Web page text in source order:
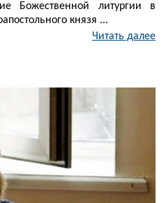
Божественной литургии в
князя ...
Читать далее